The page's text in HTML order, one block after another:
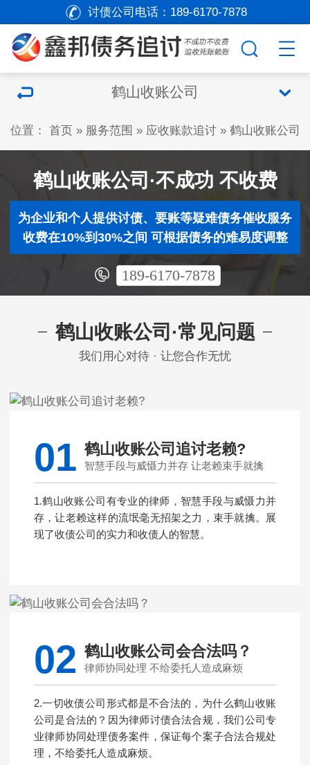
讨债公司电话： 189-6170-7878
鹤山收账公司
位置： 首页» 服务范围 » 应收账款追讨» 鹤山收账公司
鹤山收账公司·不成功 不收费
为企业和个人提供讨债、要账等疑难债务催收服务
收费在10%到30%之间 可根据债务的难易度调整
189-6170-7878
鹤山收账公司·常见问题
我们用心对待 · 让您合作无忧
01 鹤山收账公司追讨老赖?
智慧手段与威慑力并存 让老赖束手就擒
1.鹤山收账公司有专业的律师，智慧手段与威慑力并
存，让老赖这样的流氓毫无招架之力，束手就擒。展
现了收债公司的实力和收债人的智慧。
02 鹤山收账公司会合法吗？
律师协同处理 不给委托人造成麻烦
2.一切收债公司形式都是不合法的，为什么鹤山收账
公司是合法的？因为律师讨债合法合规，我们公司专
业律师协同处理债务案件，保证每个案子合法合规处
理，不给委托人造成麻烦。